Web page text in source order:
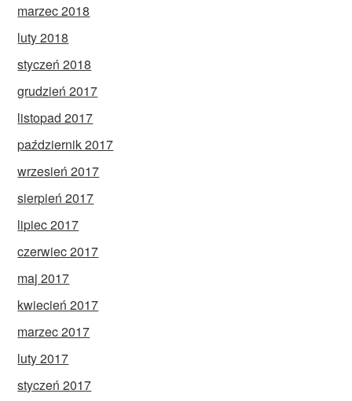
marzec 2018
luty 2018
styczeń 2018
grudzień 2017
listopad 2017
październik 2017
wrzesień 2017
sierpień 2017
lipiec 2017
czerwiec 2017
maj 2017
kwiecień 2017
marzec 2017
luty 2017
styczeń 2017